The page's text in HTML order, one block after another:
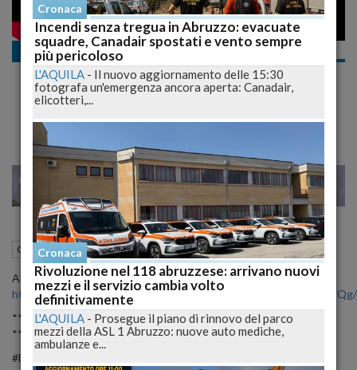
Cultura
FUMETTI e MANGA IMPERDIBILI e da
DIMENTICARE. La TOP&FLOP di FEBBRAIO
| lucadeejay
MILANO 23 25
Cultura Roma (RM) 18 Maggio 2024 11:15
Abbonati a questo canale per accedere ai vantaggi:
https://www.youtube.com/channel/
*** Iscriviti al Canale ➜http://bit.ly/Lucadeejay ***
*** Qui trovi tutto:https://linktr.ee/ilucadeejay***
#lucadeejay #top #flop #manga #fumetto #fumetti #comics
Cronaca
Incendi senza tregua in Abruzzo: evacuate
squadre, Canadair spostati e vento sempre
più pericoloso
L'AQUILA - Il nuovo aggiornamento delle 15:30
fotografa un'emergenza ancora aperta: Canadair,
elicotteri,...
Cronaca
Rivoluzione nel 118 abruzzese: arrivano nuovi
mezzi e il servizio cambia volto
definitivamente
L'AQUILA - Prosegue il piano di rinnovo del parco
mezzi della ASL 1 Abruzzo: nuove auto mediche,
ambulanze e...